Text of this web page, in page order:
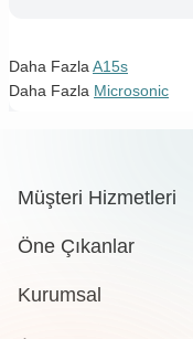
Daha Fazla A15s
Daha Fazla Microsonic
Müşteri Hizmetleri
Öne Çıkanlar
Kurumsal